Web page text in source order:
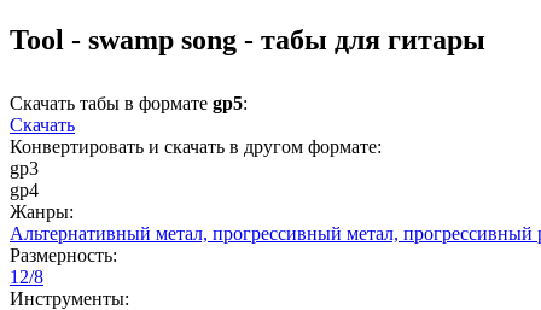
Tool - swamp song - табы для гитары
Скачать табы в формате gp5:
Скачать
Конвертировать и скачать в другом формате:
gp3
gp4
Жанры:
Альтернативный метал, прогрессивный метал, прогрессивный
Размерность:
12/8
Инструменты: